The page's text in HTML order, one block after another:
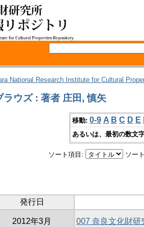
National Research Institute for Cultural
ラウズ : 著者 庄田, 慎矢
移動: 0-9 A B C D E
あるいは、最初の数文
ソート項目: ソー
発行日
2012年3月 007 奈良文化財研